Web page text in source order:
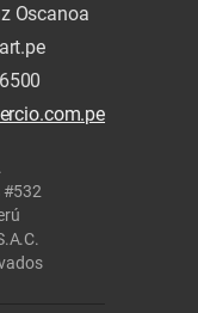
Oscanoa
#532